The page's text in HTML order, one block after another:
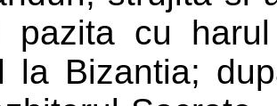
pazita cu
la Bizantia;